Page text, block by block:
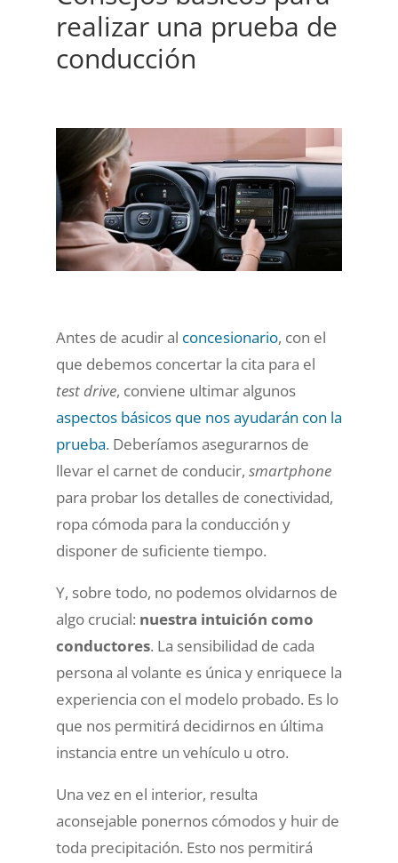
realizar una prueba de
conducción
Antes de acudir al concesionario, con el
que debemos concertar la cita para el
test drive, conviene ultimar algunos
aspectos básicos que nos ayudarán con la
prueba. Deberíamos asegurarnos de
llevar el carnet de conducir, smartphone
para probar los detalles de conectividad,
ropa cómoda para la conducción y
disponer de suficiente tiempo.
Y, sobre todo, no podemos olvidarnos de
algo crucial: nuestra intuición como
conductores. La sensibilidad de cada
persona al volante es única y enriquece la
experiencia con el modelo probado. Es lo
que nos permitirá decidirnos en última
instancia entre un vehículo u otro.
Una vez en el interior, resulta
aconsejable ponernos cómodos y huir de
toda precipitación. Esto nos permitirá